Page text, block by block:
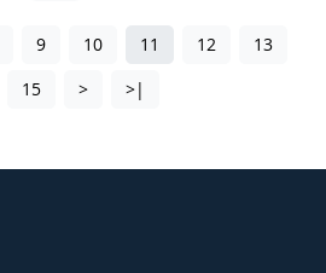
9 10 11 12
13
15 > >|